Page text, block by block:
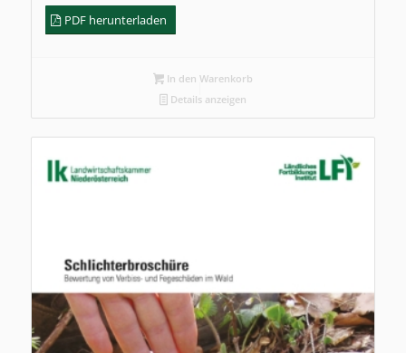
PDF herunterladen
In den Warenkorb
Details anzeigen